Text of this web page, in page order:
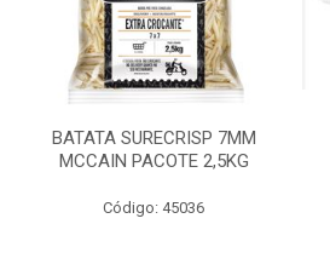
BATATA SURECRISP 7MM
MCCAIN PACOTE 2,5KG
Código: 45036